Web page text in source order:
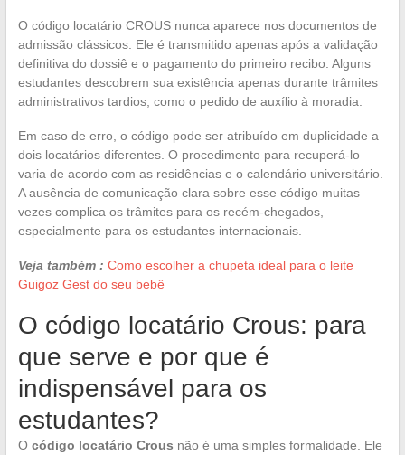
O código locatário CROUS nunca aparece nos documentos de
admissão clássicos. Ele é transmitido apenas após a validação
definitiva do dossiê e o pagamento do primeiro recibo. Alguns
estudantes descobrem sua existência apenas durante trâmites
administrativos tardios, como o pedido de auxílio à moradia.
Em caso de erro, o código pode ser atribuído em duplicidade a
dois locatários diferentes. O procedimento para recuperá-lo
varia de acordo com as residências e o calendário universitário.
A ausência de comunicação clara sobre esse código muitas
vezes complica os trâmites para os recém-chegados,
especialmente para os estudantes internacionais.
Veja também : Como escolher a chupeta ideal para o leite
Guigoz Gest do seu bebê
O código locatário Crous: para
que serve e por que é
indispensável para os
estudantes?
O código locatário Crous não é uma simples formalidade. Ele